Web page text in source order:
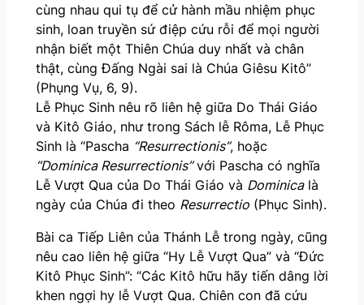
cùng nhau qui tụ để cử hành mầu nhiệm phục
sinh, loan truyền sứ điệp cứu rỗi để mọi người
nhận biết một Thiên Chúa duy nhất và chân
thật, cùng Đấng Ngài sai là Chúa Giêsu Kitô”
(Phụng Vụ, 6, 9).
Lễ Phục Sinh nêu rõ liên hệ giữa Do Thái Giáo
và Kitô Giáo, như trong Sách lễ Rôma, Lễ Phục
Sinh là “Pascha “Resurrectionis”, hoặc
“Dominica Resurrectionis”với Pascha có nghĩa
Lễ Vượt Qua của Do Thái Giáo và Dominicalà
ngày của Chúa đi theo Resurrectio(Phục Sinh).
Bài ca Tiếp Liên của Thánh Lễ trong ngày, cũng
nêu cao liên hệ giữa “Hy Lễ Vượt Qua” và “Đức
Kitô Phục Sinh”: “Các Kitô hữu hãy tiến dâng lời
khen ngợi hy lễ Vượt Qua. Chiên con đã cứu